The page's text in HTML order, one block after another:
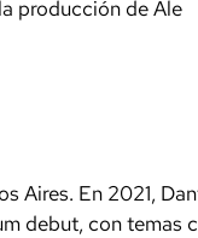
producción de Ale
Aires. En 2021,
debut, con temas